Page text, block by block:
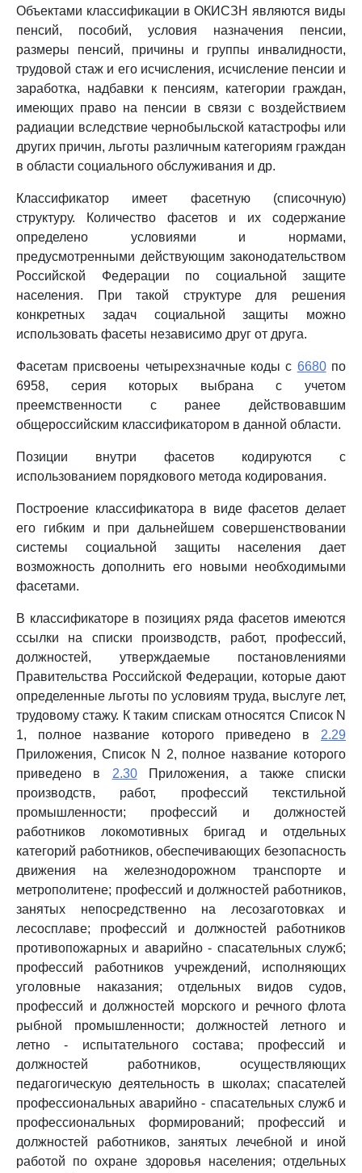
Объектами классификации в ОКИСЗН являются виды
пенсий, пособий, условия назначения пенсии,
размеры пенсий, причины и группы инвалидности,
трудовой стаж и его исчисления, исчисление пенсии и
заработка, надбавки к пенсиям, категории граждан,
имеющих право на пенсии в связи с воздействием
радиации вследствие чернобыльской катастрофы или
других причин, льготы различным категориям граждан
в области социального обслуживания и др.
Классификатор имеет фасетную (списочную)
структуру. Количество фасетов и их содержание
определено условиями и нормами,
предусмотренными действующим законодательством
Российской Федерации по социальной защите
населения. При такой структуре для решения
конкретных задач социальной защиты можно
использовать фасеты независимо друг от друга.
Фасетам присвоены четырехзначные коды с 6680по
6958, серия которых выбрана с учетом
преемственности с ранее действовавшим
общероссийским классификатором в данной области.
Позиции внутри фасетов кодируются с
использованием порядкового метода кодирования.
Построение классификатора в виде фасетов делает
его гибким и при дальнейшем совершенствовании
системы социальной защиты населения дает
возможность дополнить его новыми необходимыми
фасетами.
В классификаторе в позициях ряда фасетов имеются
ссылки на списки производств, работ, профессий,
должностей, утверждаемые постановлениями
Правительства Российской Федерации, которые дают
определенные льготы по условиям труда, выслуге лет,
трудовому стажу. К таким спискам относятся Список N
1, полное название которого приведено в 2.29
Приложения, Список N 2, полное название которого
приведено в 2.30Приложения, а также списки
производств, работ, профессий текстильной
промышленности; профессий и должностей
работников локомотивных бригад и отдельных
категорий работников, обеспечивающих безопасность
движения на железнодорожном транспорте и
метрополитене; профессий и должностей работников,
занятых непосредственно на лесозаготовках и
лесосплаве; профессий и должностей работников
противопожарных и аварийно - спасательных служб;
профессий работников учреждений, исполняющих
уголовные наказания; отдельных видов судов,
профессий и должностей морского и речного флота
рыбной промышленности; должностей летного и
летно - испытательного состава; профессий и
должностей работников, осуществляющих
педагогическую деятельность в школах; спасателей
профессиональных аварийно - спасательных служб и
профессиональных формирований; профессий и
должностей работников, занятых лечебной и иной
работой по охране здоровья населения; отдельных